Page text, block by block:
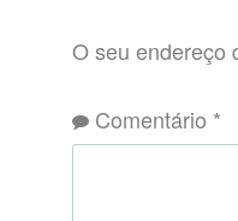
O seu endereço
Comentário *